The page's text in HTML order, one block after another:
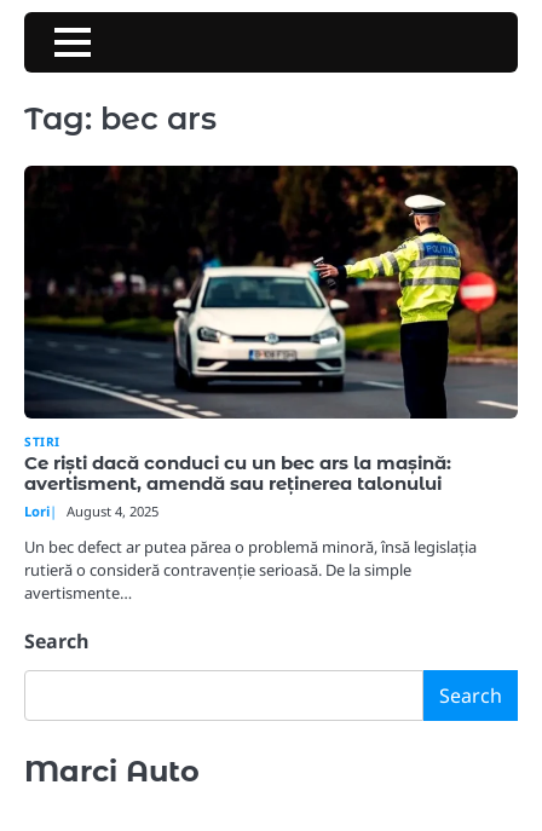
Skip
content
Tag: bec ars
STIRI
Ce riști dacă conduci cu un bec ars la mașină:
avertisment, amendă sau reținerea talonului
Lori August 4, 2025
Un bec defect ar putea părea o problemă minoră, însă legislația
rutieră o consideră contravenție serioasă. De la simple
avertismente…
Search
Search
Marci Auto